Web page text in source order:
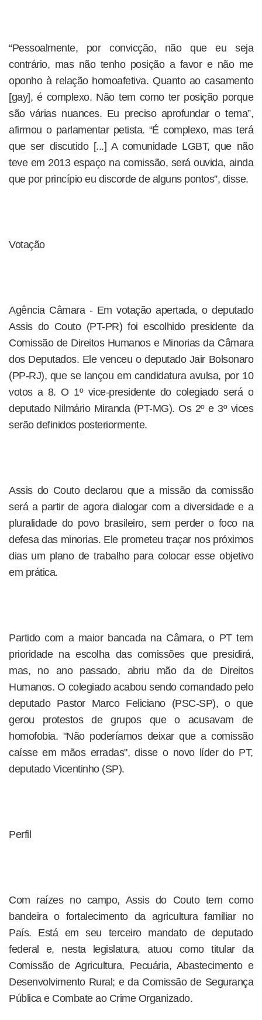
“Pessoalmente, por convicção, não que eu seja
contrário, mas não tenho posição a favor e não me
oponho à relação homoafetiva. Quanto ao casamento
[gay], é complexo. Não tem como ter posição porque
são várias nuances. Eu preciso aprofundar o tema”,
afirmou o parlamentar petista. “É complexo, mas terá
que ser discutido [...] A comunidade LGBT, que não
teve em 2013 espaço na comissão, será ouvida, ainda
que por princípio eu discorde de alguns pontos”, disse.
Votação
Agência Câmara - Em votação apertada, o deputado
Assis do Couto (PT-PR) foi escolhido presidente da
Comissão de Direitos Humanos e Minorias da Câmara
dos Deputados. Ele venceu o deputado Jair Bolsonaro
(PP-RJ), que se lançou em candidatura avulsa, por 10
votos a 8. O 1º vice-presidente do colegiado será o
deputado Nilmário Miranda (PT-MG). Os 2º e 3º vices
serão definidos posteriormente.
Assis do Couto declarou que a missão da comissão
será a partir de agora dialogar com a diversidade e a
pluralidade do povo brasileiro, sem perder o foco na
defesa das minorias. Ele prometeu traçar nos próximos
dias um plano de trabalho para colocar esse objetivo
em prática.
Partido com a maior bancada na Câmara, o PT tem
prioridade na escolha das comissões que presidirá,
mas, no ano passado, abriu mão da de Direitos
Humanos. O colegiado acabou sendo comandado pelo
deputado Pastor Marco Feliciano (PSC-SP), o que
gerou protestos de grupos que o acusavam de
homofobia. "Não poderíamos deixar que a comissão
caísse em mãos erradas", disse o novo líder do PT,
deputado Vicentinho (SP).
Perfil
Com raízes no campo, Assis do Couto tem como
bandeira o fortalecimento da agricultura familiar no
País. Está em seu terceiro mandato de deputado
federal e, nesta legislatura, atuou como titular da
Comissão de Agricultura, Pecuária, Abastecimento e
Desenvolvimento Rural; e da Comissão de Segurança
Pública e Combate ao Crime Organizado.